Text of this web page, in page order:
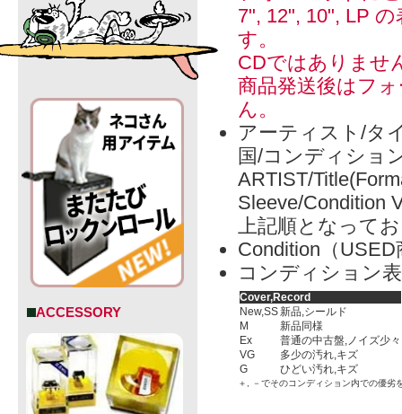
ACCESSORY
7", 12", 10", LP
す。
CDではありませ
商品発送後はフ
ん。
アーティスト/タ
国/コンディショ
ARTIST/
Sleeve/Condition
上記順となって
Condition（
コンディション
Cover,Record
New,SS新品,シールド
M
新品同様
Ex
普通の中古盤,ノイズ少々
VG
多少の汚れ,キズ
G
ひどい汚れ,キズ
＋, －でそのコンディション内での優劣